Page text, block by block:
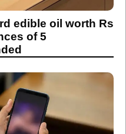
edible oil worth Rs
of 5